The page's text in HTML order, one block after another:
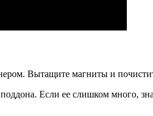
Вытащите магниты и
Если ее слишком много,